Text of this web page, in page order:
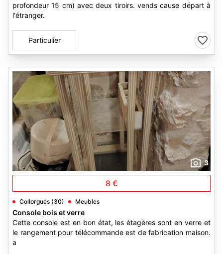
profondeur 15 cm) avec deux tiroirs. vends cause départ à
l'étranger.
Particulier
3
8 €
Collorgues (30) Meubles
Console bois et verre
Cette console est en bon état, les étagères sont en verre et
le rangement pour télécommande est de fabrication maison.
a